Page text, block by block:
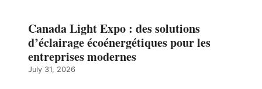
Canada Light Expo : des solutions
d’éclairage écoénergétiques pour les
entreprises modernes
July 31, 2026